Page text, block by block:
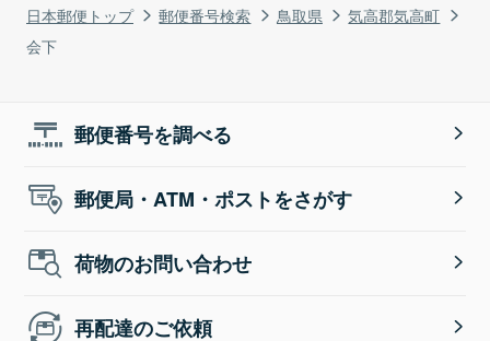
日本郵便トップ 郵便番号検索 鳥取県
気高郡気高町
会下
郵便番号を調べる
郵便局・ATM・ポストをさがす
荷物のお問い合わせ
再配達のご依頼